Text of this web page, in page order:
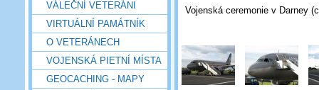
VÁLEČNÍ VETERÁNI
VIRTUÁLNÍ PAMÁTNÍK
O VETERÁNECH
VOJENSKÁ PIETNÍ MÍSTA
GEOCACHING - MAPY
Vojenská ceremonie v Darney